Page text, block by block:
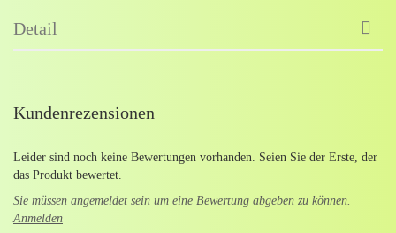
Detail
Kundenrezensionen
Leider sind noch keine Bewertungen vorhanden. Seien Sie der Erste, der
das Produkt bewertet.
Sie müssen angemeldet sein um eine Bewertung abgeben zu können.
Anmelden